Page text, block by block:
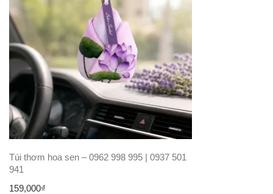
Túi thơm hoa sen – 0962 998 995 | 0937 501
941
159,000₫